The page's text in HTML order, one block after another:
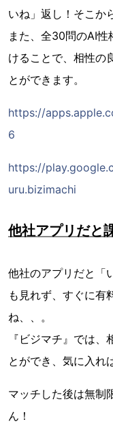
いね」返し！そこか
また、全30問のAI性
けることで、相性の
とができます。
https://
6
https://
uru.bizimachi
他社アプリだと
他社のアプリだと「
も見れず、すぐに有
ね、、。
『ビジマチ』では
とができ、気に入れ
マッチした後は無制
ん！